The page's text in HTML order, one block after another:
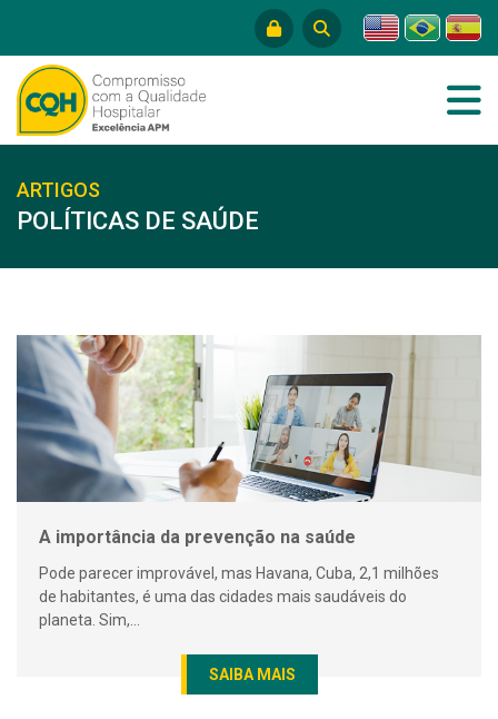
ARTIGOS
POLÍTICAS DE SAÚDE
A importância da prevenção na saúde
Pode parecer improvável, mas Havana, Cuba, 2,1 milhões
de habitantes, é uma das cidades mais saudáveis do
planeta. Sim,...
SAIBA MAIS